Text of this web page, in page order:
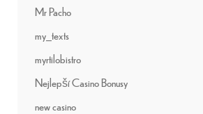
Mr Pacho
my_texts
myrtilobistro
Nejlepší Casino Bonusy
new casino